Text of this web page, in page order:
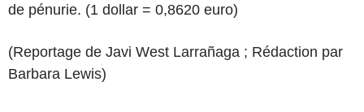
de pénurie. (1 dollar = 0,8620 euro)
(Reportage de Javi West Larrañaga ; Rédaction par
Barbara Lewis)